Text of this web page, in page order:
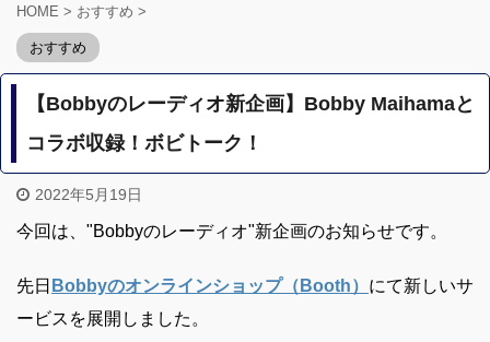
HOME > おすすめ >
おすすめ
【Bobbyのレーディオ新企画】Bobby Maihamaと
コラボ収録！ボビトーク！
2022年5月19日
今回は、"Bobbyのレーディオ"新企画のお知らせです。
先日 Bobbyのオンラインショップ（Booth） にて新しいサ
ービスを展開しました。